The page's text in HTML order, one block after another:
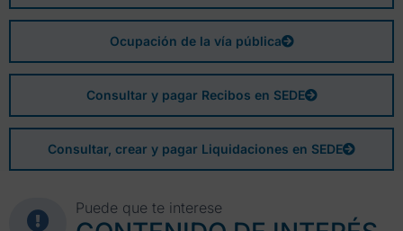
Ocupación de la vía pública
Consultar y pagar Recibos en SEDE
Consultar, crear y pagar Liquidaciones en SEDE
Puede que te interese